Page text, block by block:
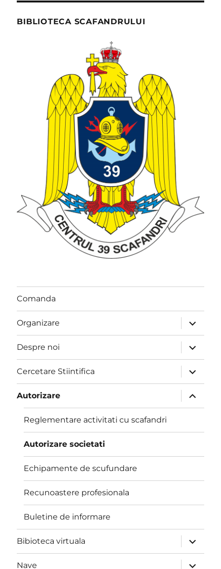
BIBLIOTECA SCAFANDRULUI
Comanda
Organizare
extinde
meniul
copil
Despre noi
extinde
meniul
copil
Cercetare Stiintifica
extinde
meniul
copil
Autorizare
extinde
meniul
copil
Reglementare activitati cu scafandri
Autorizare societati
Echipamente de scufundare
Recunoastere profesionala
Buletine de informare
Bibioteca virtuala
extinde
meniul
copil
Nave
extinde